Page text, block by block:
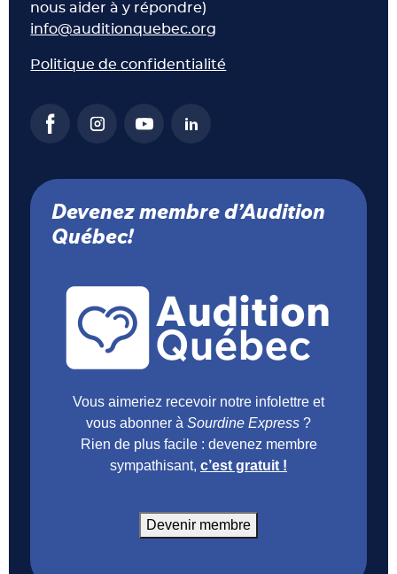
nous aider à y répondre)
info@auditionquebec.org
Politique de confidentialité
Devenez membre d’Audition
Québec!
Vous aimeriez recevoir notre infolettre et
vous abonner à Sourdine Express ?
Rien de plus facile : devenez membre
sympathisant, c’est gratuit !
Devenir membre